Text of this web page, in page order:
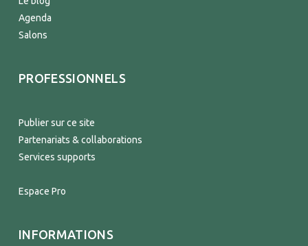
Agenda
Salons
PROFESSIONNELS
Publier sur ce site
Partenariats & collaborations
Services supports
Espace Pro
INFORMATIONS